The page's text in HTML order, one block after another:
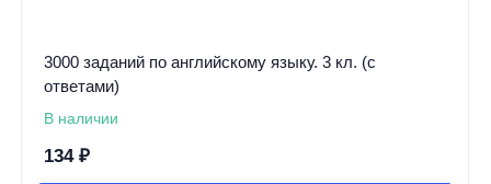
3000 заданий по английскому языку. 3 кл. (с
ответами)
В наличии
134 ₽